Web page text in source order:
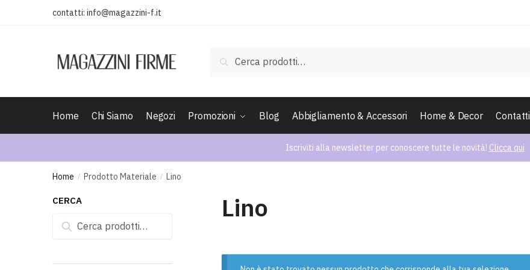
contatti: info@magazzini-f.it
Cerca
Home Chi Siamo Negozi Promozioni Blog Abbigliamento & Accessori Home & Decor Contatti
Iscriviti alla newsletter per conoscere tutte le novità! Clicca qui
Home / Prodotto Materiale / Lino
Lino
CERCA
Cerca